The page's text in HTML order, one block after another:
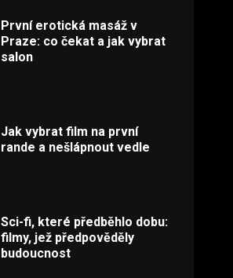
První erotická masáž v
Praze: co čekat a jak vybrat
salon
Jak vybrat film na první
rande a nešlápnout vedle
Sci-fi, které předběhlo dobu:
filmy, jež předpověděly
budoucnost